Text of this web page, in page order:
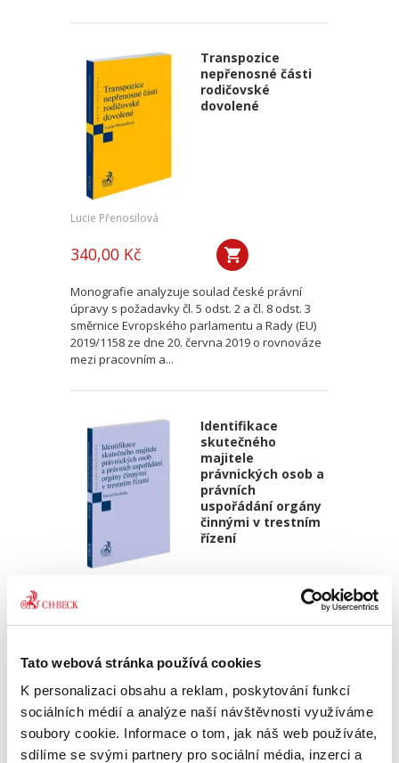
Tato webová stránka používá cookies
K personalizaci obsahu a reklam, poskytování funkcí
sociálních médií a analýze naší návštěvnosti využíváme
soubory cookie. Informace o tom, jak náš web používáte,
sdílíme se svými partnery pro sociální média, inzerci a
Transpozice
nepřenosné části
rodičovské
dovolené
Lucie Přenosilová
340,00 Kč
Monografie analyzuje soulad české právní
úpravy s požadavky čl. 5 odst. 2 a čl. 8 odst. 3
směrnice Evropského parlamentu a Rady (EU)
2019/1158 ze dne 20. června 2019 o rovnováze
mezi pracovním a...
Identifikace
skutečného
majitele
právnických osob a
právních
uspořádání orgány
činnými v trestním
řízení
390,00 Kč
Kniha se věnuje tématu identifikace
právních uspořádání – zejména svěřenských
fondů z pohledu orgánů činných v trestním
řízení. Přestože je...